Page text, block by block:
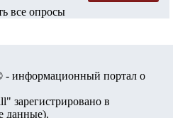
все опросы
- информационный портал о
зарегистрировано в
данные).